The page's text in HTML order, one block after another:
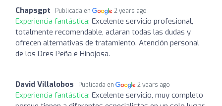
Chapsgpt Publicada en 2 years ago
Experiencia fantástica: Excelente servicio profesional,
totalmente recomendable, aclaran todas las dudas y
ofrecen alternativas de tratamiento. Atención personal
de los Dres Peña e Hinojosa.
David Villalobos Publicada en 2 years ago
Experiencia fantástica: Excelente servicio, muy completo